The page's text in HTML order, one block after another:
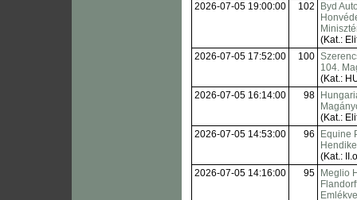
2026-07-05 19:00:00
102
Byd
(Kat.:
2026-07-05 17:52:00
100
104.
(Kat.:
2026-07-05 16:14:00
98
(Kat.:
2026-07-05 14:53:00
96
Equine
(Kat.:
2026-07-05 14:16:00
95
Meglio